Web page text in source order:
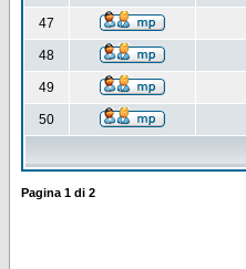
47
48
49
50
Pagina 1 di 2